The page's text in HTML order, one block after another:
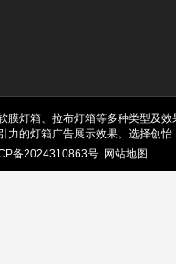
膜灯箱、拉布灯箱等多种类型及
力的灯箱广告展示效果。选择创怡
备2024310863号 网站地图